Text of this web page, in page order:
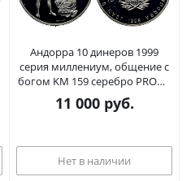
Андорра 10 динеров 1999
серия миллениум, общение с
богом KM 159 серебро PROOF
00-000-00
11 000руб.
Нет в наличии